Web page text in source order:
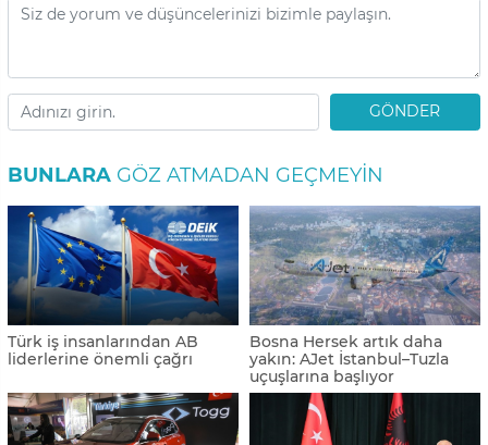
GÖNDER
BUNLARA GÖZ ATMADAN GEÇMEYIN
Türk iş insanlarından AB
liderlerine önemli çağrı
Bosna Hersek artık daha
yakın: AJet İstanbul–Tuzla
uçuşlarına başlıyor